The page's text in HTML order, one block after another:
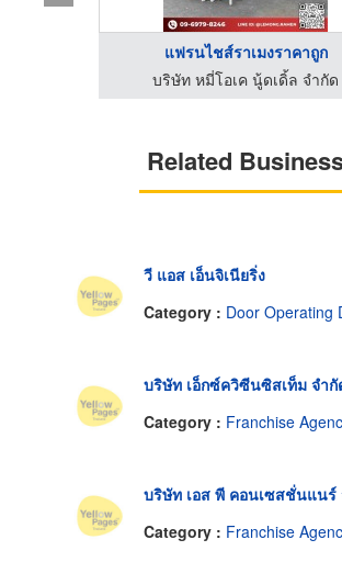
แฟรนไชส์ราเมงราคาถูก
บริษัท หมี่โอเค นู้ดเดิ้ล จำกัด
Related
วี แอส เอ็นจิเนียริ่ง
Category : Door Operating
บริษัท เอ็กซ์ควิซีนซิสเท็ม จำกั
Category : Franchise
บริษัท เอส พี คอนเซสชั่นแนร์
Category : Franchise